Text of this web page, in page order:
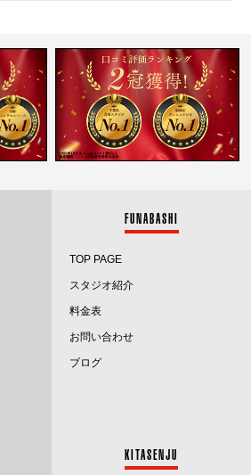
FUNABASHI
TOP PAGE
スタジオ紹介
料金表
お問い合わせ
ブログ
KITASENJU